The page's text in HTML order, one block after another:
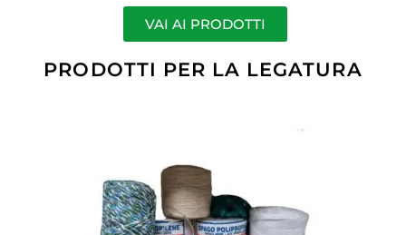
VAI AI PRODOTTI
PRODOTTI PER LA LEGATURA